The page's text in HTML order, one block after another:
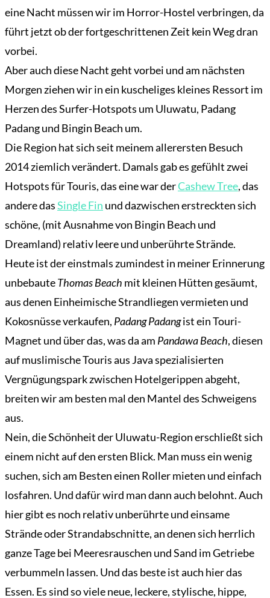
Übersicht
eine Nacht müssen wir im Horror-Hostel verbringen, da
führt jetzt ob der fortgeschrittenen Zeit kein Weg dran
vorbei.
Aber auch diese Nacht geht vorbei und am nächsten
Morgen ziehen wir in ein kuscheliges kleines Ressort im
Herzen des Surfer-Hotspots um Uluwatu, Padang
Padang und Bingin Beach um.
Die Region hat sich seit meinem allerersten Besuch
2014 ziemlich verändert. Damals gab es gefühlt zwei
Hotspots für Touris, das eine war derCashew Tree, das
andere dasSingle Fin und dazwischen erstreckten sich
schöne, (mit Ausnahme von Bingin Beach und
Dreamland) relativ leere und unberührte Strände.
Heute ist der einstmals zumindest in meiner Erinnerung
unbebauteThomas Beach mit kleinen Hütten gesäumt,
aus denen Einheimische Strandliegen vermieten und
Kokosnüsse verkaufen, Padang Padangist ein Touri-
Magnet und über das, was da am Pandawa Beach, diesen
auf muslimische Touris aus Java spezialisierten
Vergnügungspark zwischen Hotelgerippen abgeht,
breiten wir am besten mal den Mantel des Schweigens
aus.
Nein, die Schönheit der Uluwatu-Region erschließt sich
einem nicht auf den ersten Blick. Man muss ein wenig
suchen, sich am Besten einen Roller mieten und einfach
losfahren. Und dafür wird man dann auch belohnt. Auch
hier gibt es noch relativ unberührte und einsame
Strände oder Strandabschnitte, an denen sich herrlich
ganze Tage bei Meeresrauschen und Sand im Getriebe
verbummeln lassen. Und das beste ist auch hier das
Essen. Es sind so viele neue, leckere, stylische, hippe,